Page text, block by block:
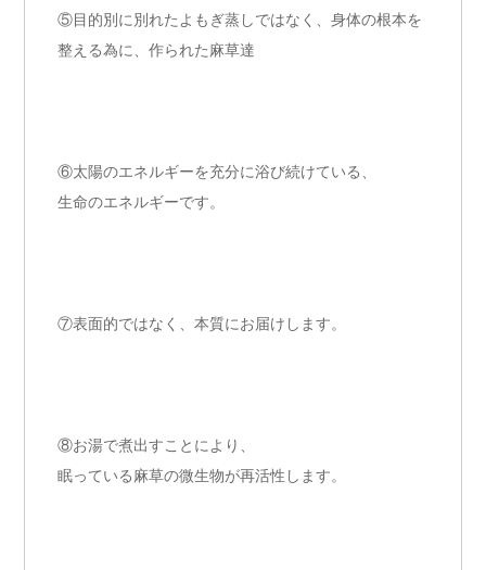
⑤目的別に別れたよもぎ蒸しではなく、身体の根本を
整える為に、 作られた麻草達
⑥太陽のエネルギーを充分に浴び続けている、
生命のエネルギーです。
⑦表面的ではなく、本質にお届けします。
⑧お湯で煮出すことにより、
眠っている麻草の微生物が再活性します。